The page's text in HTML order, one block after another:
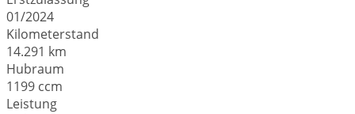
01/2024
Kilometerstand
14.291 km
Hubraum
1199 ccm
Leistung